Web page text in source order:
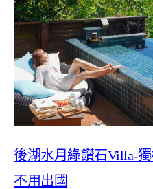
後湖水月綠鑽石Villa-
不用出國